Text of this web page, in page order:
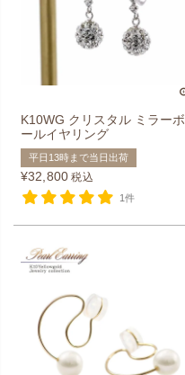
K10WG クリスタル ミラーボ
ールイヤリング
平日13時まで当日出荷
¥32,800 税込
1件